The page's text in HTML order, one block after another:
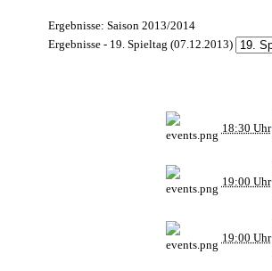
Ergebnisse: Saison 2013/2014
Ergebnisse - 19. Spieltag (07.12.2013)
18:30 Uhr
19:00 Uhr
19:00 Uhr